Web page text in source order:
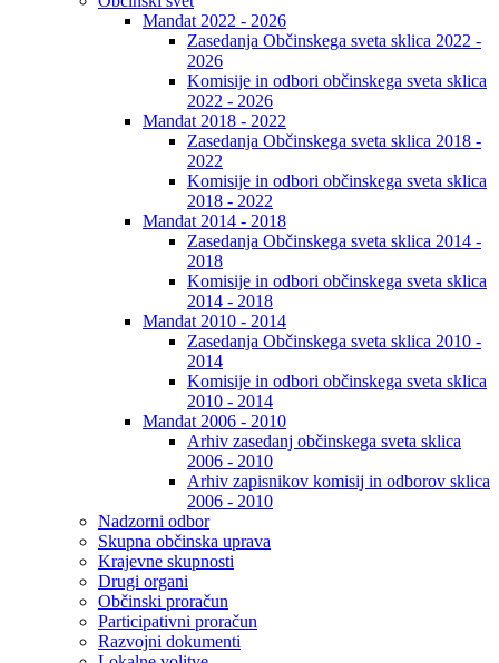
Mandat 2022 - 2026
Zasedanja Občinskega sveta sklica 2022 -
2026
Komisije in odbori občinskega sveta sklica
2022 - 2026
Mandat 2018 - 2022
Zasedanja Občinskega sveta sklica 2018 -
2022
Komisije in odbori občinskega sveta sklica
2018 - 2022
Mandat 2014 - 2018
Zasedanja Občinskega sveta sklica 2014 -
2018
Komisije in odbori občinskega sveta sklica
2014 - 2018
Mandat 2010 - 2014
Zasedanja Občinskega sveta sklica 2010 -
2014
Komisije in odbori občinskega sveta sklica
2010 - 2014
Mandat 2006 - 2010
Arhiv zasedanj občinskega sveta sklica
2006 - 2010
Arhiv zapisnikov komisij in odborov sklica
2006 - 2010
Nadzorni odbor
Skupna občinska uprava
Krajevne skupnosti
Drugi organi
Občinski proračun
Participativni proračun
Razvojni dokumenti